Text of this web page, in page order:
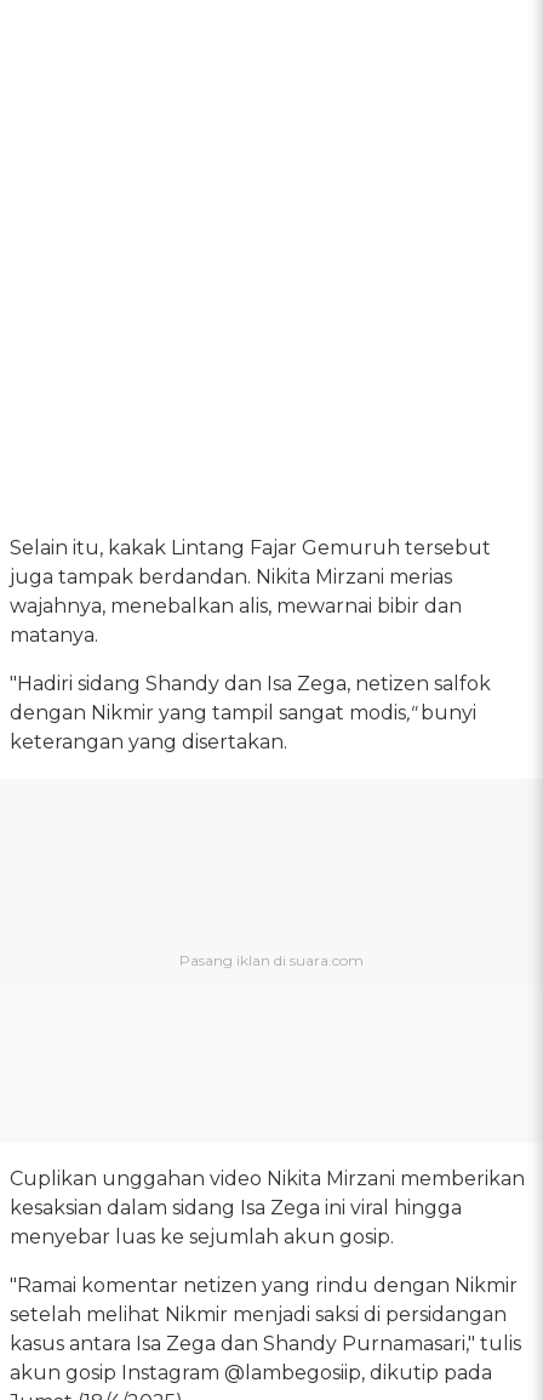
Selain itu, kakak Lintang Fajar Gemuruh tersebut
juga tampak berdandan. Nikita Mirzani merias
wajahnya, menebalkan alis, mewarnai bibir dan
matanya.
"Hadiri sidang Shandy dan Isa Zega, netizen salfok
dengan Nikmir yang tampil sangat modis,"bunyi
keterangan yang disertakan.
Cuplikan unggahan video Nikita Mirzani memberikan
kesaksian dalam sidang Isa Zega ini viral hingga
menyebar luas ke sejumlah akun gosip.
"Ramai komentar netizen yang rindu dengan Nikmir
setelah melihat Nikmir menjadi saksi di persidangan
kasus antara Isa Zega dan Shandy Purnamasari," tulis
akun gosip Instagram @lambegosiip, dikutip pada